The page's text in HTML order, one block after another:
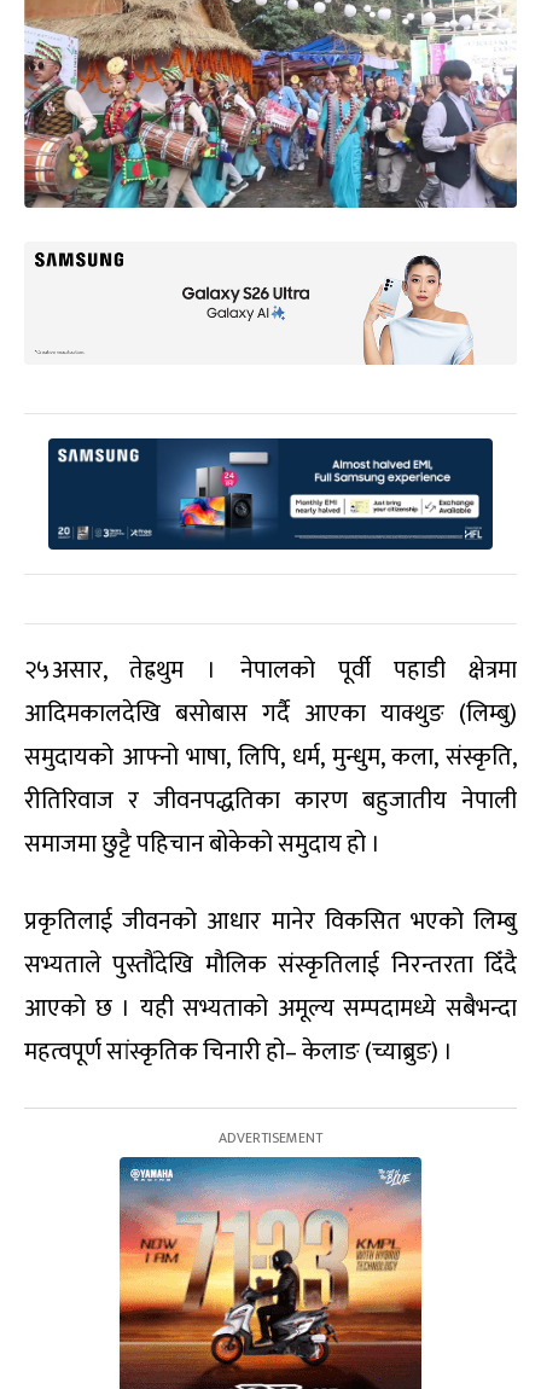
२५असार, तेह्रथुम । नेपालको पूर्वी पहाडी क्षेत्रमा
आदिमकालदेखि बसोबास गर्दै आएका याक्थुङ (लिम्बु)
समुदायको आफ्नो भाषा, लिपि, धर्म, मुन्धुम, कला, संस्कृति,
रीतिरिवाज र जीवनपद्धतिका कारण बहुजातीय नेपाली
समाजमा छुट्टै पहिचान बोकेको समुदाय हो ।
प्रकृतिलाई जीवनको आधार मानेर विकसित भएको लिम्बु
सभ्यताले पुस्तौंदेखि मौलिक संस्कृतिलाई निरन्तरता दिँदै
आएको छ । यही सभ्यताको अमूल्य सम्पदामध्ये सबैभन्दा
महत्वपूर्ण सांस्कृतिक चिनारी हो– केलाङ (च्याब्रुङ) ।